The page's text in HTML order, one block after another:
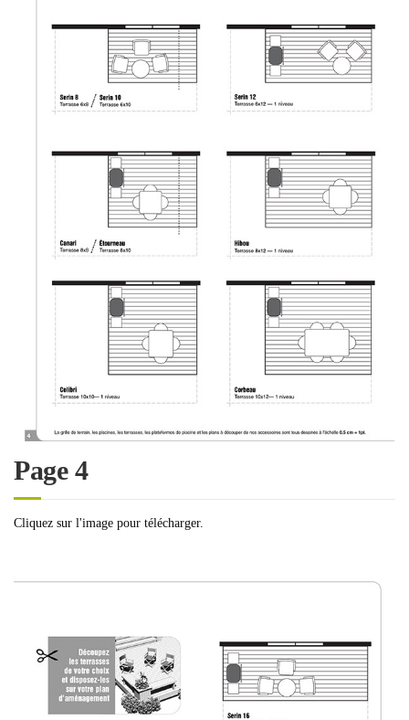
Page 4
Cliquez sur l'image pour télécharger.